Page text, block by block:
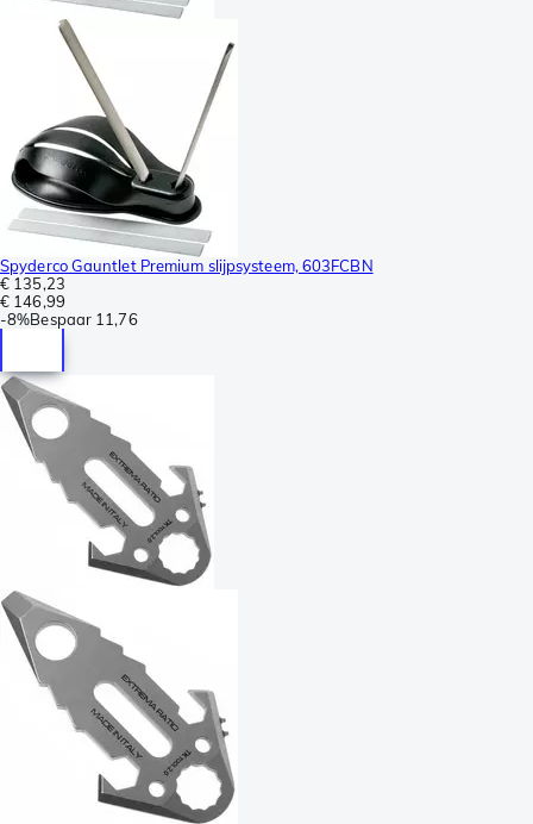
Spyderco Gauntlet Premium slijpsysteem, 603FCBN
€ 135,23
€ 146,99
-8%Bespaar 11,76